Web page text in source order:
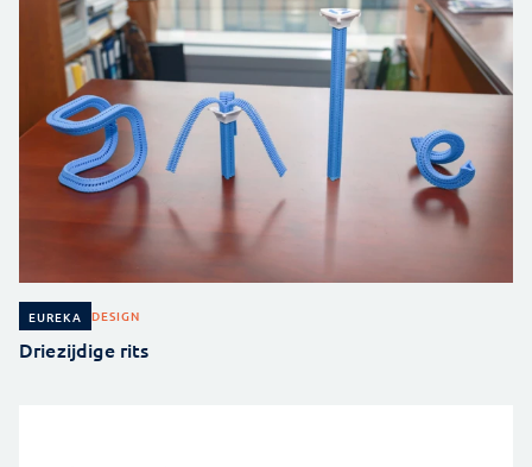
EUREKA DESIGN
Driezijdige rits